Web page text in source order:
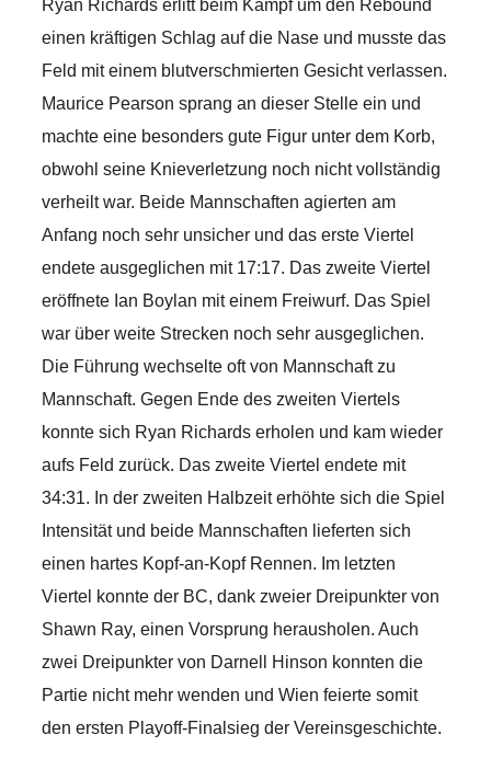
Ryan Richards erlitt beim Kampf um den Rebound
einen kräftigen Schlag auf die Nase und musste das
Feld mit einem blutverschmierten Gesicht verlassen.
Maurice Pearson sprang an dieser Stelle ein und
machte eine besonders gute Figur unter dem Korb,
obwohl seine Knieverletzung noch nicht vollständig
verheilt war. Beide Mannschaften agierten am
Anfang noch sehr unsicher und das erste Viertel
endete ausgeglichen mit 17:17. Das zweite Viertel
eröffnete Ian Boylan mit einem Freiwurf. Das Spiel
war über weite Strecken noch sehr ausgeglichen.
Die Führung wechselte oft von Mannschaft zu
Mannschaft. Gegen Ende des zweiten Viertels
konnte sich Ryan Richards erholen und kam wieder
aufs Feld zurück. Das zweite Viertel endete mit
34:31. In der zweiten Halbzeit erhöhte sich die Spiel
Intensität und beide Mannschaften lieferten sich
einen hartes Kopf-an-Kopf Rennen. Im letzten
Viertel konnte der BC, dank zweier Dreipunkter von
Shawn Ray, einen Vorsprung herausholen. Auch
zwei Dreipunkter von Darnell Hinson konnten die
Partie nicht mehr wenden und Wien feierte somit
den ersten Playoff-Finalsieg der Vereinsgeschichte.